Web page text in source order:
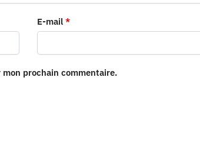
E-mail *
prochain commentaire.